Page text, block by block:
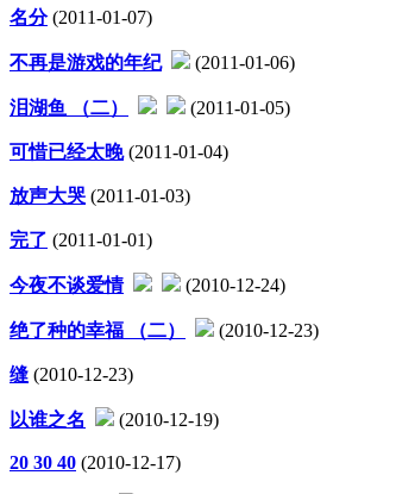
名分(2011-01-07)
不再是游戏的年纪 (2011-01-06)
泪湖鱼 （二） (2011-01-05)
可惜已经太晚(2011-01-04)
放声大哭 (2011-01-03)
完了 (2011-01-01)
今夜不谈爱情 (2010-12-24)
绝了种的幸福 （二） (2010-12-23)
缝 (2010-12-23)
以谁之名 (2010-12-19)
20 30 40 (2010-12-17)